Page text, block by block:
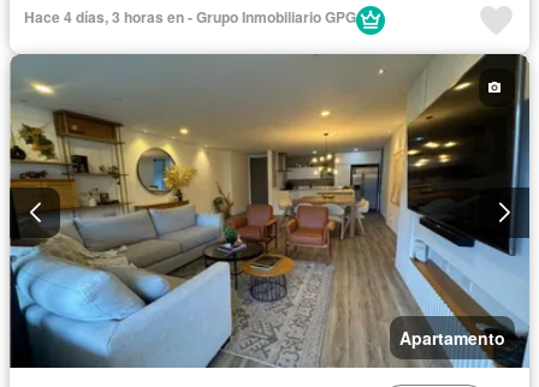
Hace 4 días, 3 horas en - Grupo Inmobiliario GPG
Apartamento